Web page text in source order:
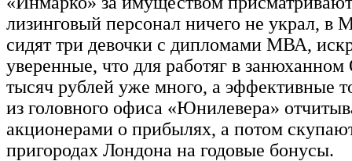
лизинговый персонал ничего не украл, в
сидят три девочки с дипломами МВА,
уверенные, что для работяг в
тысяч рублей уже много, а эффективные
из головного офиса «Юнилевера»
акционерами о прибылях, а потом
пригородах Лондона на годовые бонусы.